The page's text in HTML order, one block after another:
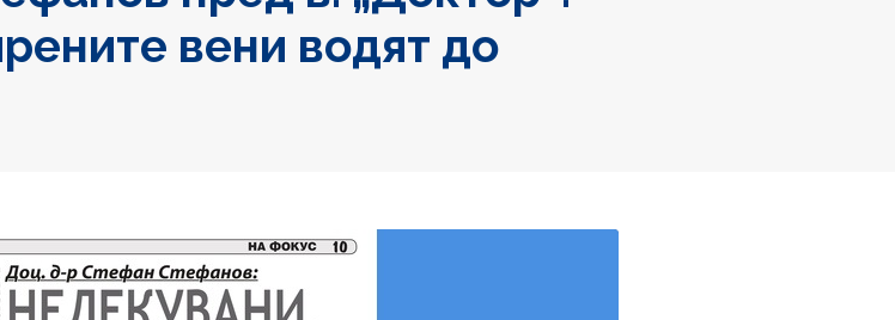
вени водят до